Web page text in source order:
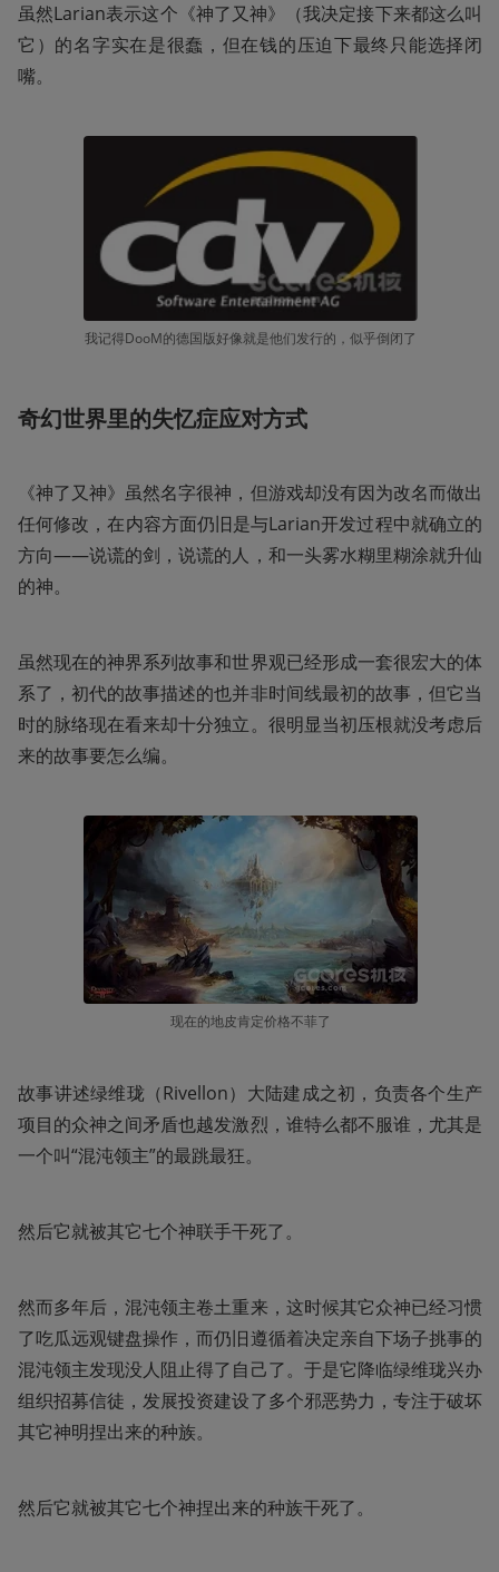
虽然Larian表示这个《神了又神》（我决定接下来都这么叫
它）的名字实在是很蠢，但在钱的压迫下最终只能选择闭
嘴。
我记得DooM的德国版好像就是他们发行的，似乎倒闭了
奇幻世界里的失忆症应对方式
《神了又神》虽然名字很神，但游戏却没有因为改名而做出
任何修改，在内容方面仍旧是与Larian开发过程中就确立的
方向——说谎的剑，说谎的人，和一头雾水糊里糊涂就升仙
的神。
虽然现在的神界系列故事和世界观已经形成一套很宏大的体
系了，初代的故事描述的也并非时间线最初的故事，但它当
时的脉络现在看来却十分独立。很明显当初压根就没考虑后
来的故事要怎么编。
现在的地皮肯定价格不菲了
故事讲述绿维珑（Rivellon）大陆建成之初，负责各个生产
项目的众神之间矛盾也越发激烈，谁特么都不服谁，尤其是
一个叫“混沌领主”的最跳最狂。
然后它就被其它七个神联手干死了。
然而多年后，混沌领主卷土重来，这时候其它众神已经习惯
了吃瓜远观键盘操作，而仍旧遵循着决定亲自下场子挑事的
混沌领主发现没人阻止得了自己了。于是它降临绿维珑兴办
组织招募信徒，发展投资建设了多个邪恶势力，专注于破坏
其它神明捏出来的种族。
然后它就被其它七个神捏出来的种族干死了。